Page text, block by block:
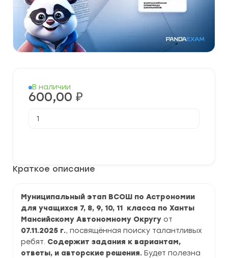
Краткое описание
Муниципальный этап ВСОШ по Астрономии
для учащихся 7, 8, 9, 10, 11 класса по Ханты
Мансийскому Автономному Округу от
07.11.2025 г., посвящённая поиску талантливых
ребят. Содержит задания к вариантам,
ответы, и авторские решения. Будет полезна
В наличии
600,00 ₽
товара
Астрономии
г.
по
ХМАО